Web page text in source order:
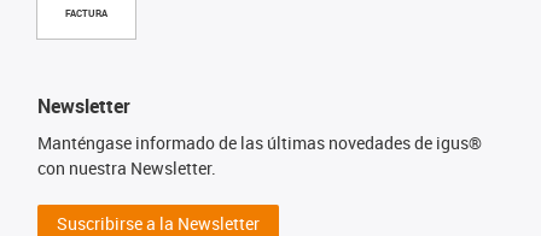
FACTURA
Newsletter
Manténgase informado de las últimas novedades de igus®
con nuestra Newsletter.
Suscribirse a la Newsletter